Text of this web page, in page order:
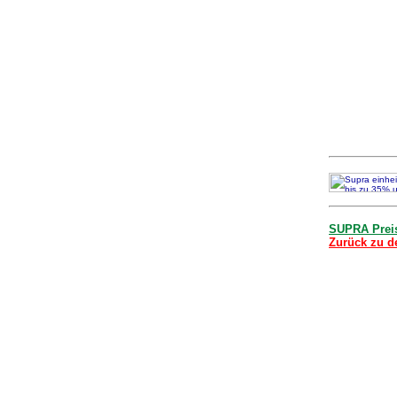
SUPRA
Zurück zu